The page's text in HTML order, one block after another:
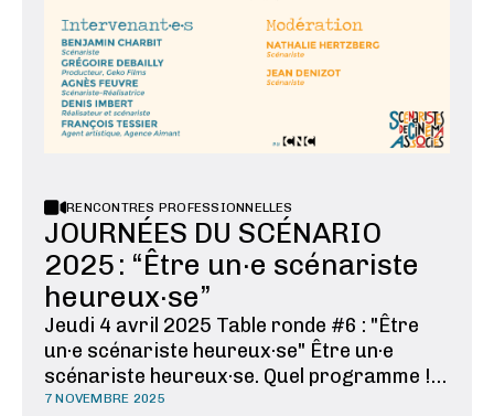
RENCONTRES PROFESSIONNELLES
JOURNÉES DU SCÉNARIO
2025 : “Être un·e scénariste
heureux·se”
Jeudi 4 avril 2025 Table ronde #6 : "Être
un·e scénariste heureux·se" Être un·e
scénariste heureux·se. Quel programme !
Faire le métier que l'on a choisi suffit-il à
7 NOVEMBRE 2025